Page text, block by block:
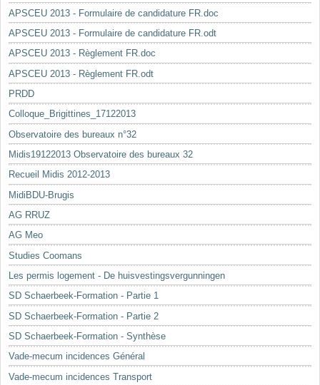
APSCEU 2013 - Formulaire de candidature FR.doc
APSCEU 2013 - Formulaire de candidature FR.odt
APSCEU 2013 - Règlement FR.doc
APSCEU 2013 - Règlement FR.odt
PRDD
Colloque_Brigittines_17122013
Observatoire des bureaux n°32
Midis19122013 Observatoire des bureaux 32
Recueil Midis 2012-2013
MidiBDU-Brugis
AG RRUZ
AG Meo
Studies Coomans
Les permis logement - De huisvestingsvergunningen
SD Schaerbeek-Formation - Partie 1
SD Schaerbeek-Formation - Partie 2
SD Schaerbeek-Formation - Synthèse
Vade-mecum incidences Général
Vade-mecum incidences Transport